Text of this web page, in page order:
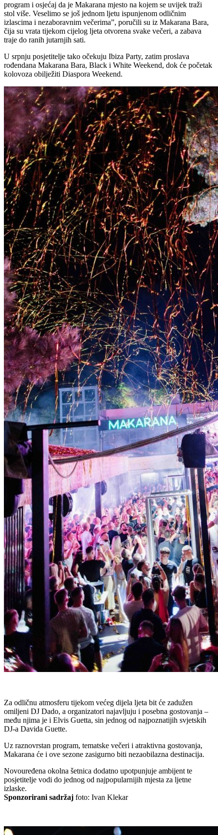
program i osjećaj da je Makarana mjesto na kojem se uvijek traži
stol više. Veselimo se još jednom ljetu ispunjenom odličnim
izlascima i nezaboravnim večerima”, poručili su iz Makarana Bara,
čija su vrata tijekom cijelog ljeta otvorena svake večeri, a zabava
traje do ranih jutarnjih sati.
U srpnju posjetitelje tako očekuju Ibiza Party, zatim proslava
rođendana Makarana Bara, Black i White Weekend, dok će početak
kolovoza obilježiti Diaspora Weekend.
Za odličnu atmosferu tijekom većeg dijela ljeta bit će zadužen
omiljeni DJ Dado, a organizatori najavljuju i posebna gostovanja –
među njima je i Elvis Guetta, sin jednog od najpoznatijih svjetskih
DJ-a Davida Guette.
Uz raznovrstan program, tematske večeri i atraktivna gostovanja,
Makarana će i ove sezone zasigurno biti nezaobilazna destinacija.
Novouređena okolna šetnica dodatno upotpunjuje ambijent te
posjetitelje vodi do jednog od najpopularnijih mjesta za ljetne
izlaske.
Sponzorirani sadržaj foto: Ivan Klekar